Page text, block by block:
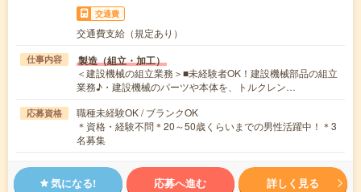
交通費
交通費支給（規定あり）
仕事内容 製造（組立・加工）
＜建設機械の組立業務＞■未経験者OK！建設機械部品の組立
業務♪・建設機械のパーツや本体を、トルクレン…
応募資格
職種未経験OK / ブランクOK
＊資格・経験不問＊20～50歳くらいまでの男性活躍中！＊3
名募集
気になる! 応募へ進む 詳しく見る